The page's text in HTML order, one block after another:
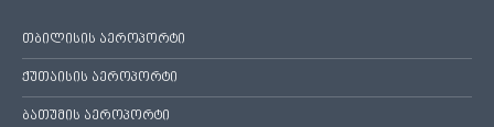
თბილისის აეროპორტი
ქუთაისის აეროპორტი
ბათუმის აეროპორტი